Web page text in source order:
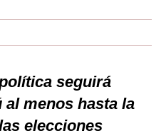
seguirá
al menos hasta la
elecciones